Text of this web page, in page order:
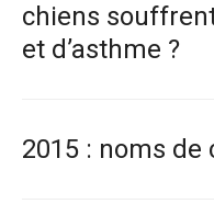
chiens
et d’asthme ?
2015 : noms de